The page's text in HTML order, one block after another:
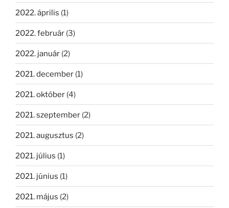
2022. április (1)
2022. február (3)
2022. január (2)
2021. december (1)
2021. október (4)
2021. szeptember (2)
2021. augusztus (2)
2021. július (1)
2021. június (1)
2021. május (2)